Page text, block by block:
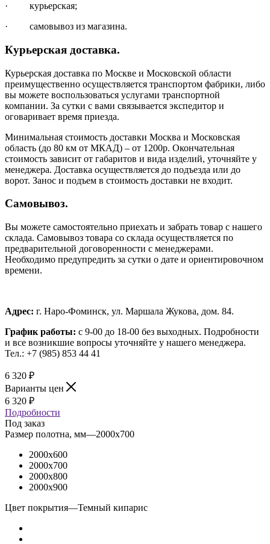
· курьерская;
· самовывоз из магазина.
Курьерская доставка.
Курьерская доставка по Москве и Московской области
преимущественно осуществляется транспортом фабрики, либо
вы можете воспользоваться услугами транспортной
компании. За сутки с вами связывается экспедитор и
оговаривает время приезда.
Минимальная стоимость доставки Москва и Московская
область (до 80 км от МКАД) – от 1200р. Окончательная
стоимость зависит от габаритов и вида изделий, уточняйте у
менеджера. Доставка осуществляется до подъезда или до
ворот. Занос и подъем в стоимость доставки не входит.
Самовывоз.
Вы можете самостоятельно приехать и забрать товар с нашего
склада. Самовывоз товара со склада осуществляется по
предварительной договоренности с менеджерами.
Необходимо предупредить за сутки о дате и ориентировочном
времени.
Адрес: г. Наро-Фоминск, ул. Маршала Жукова, дом. 84.
График работы: с 9-00 до 18-00 без выходных. Подробности
и все возникшие вопросы уточняйте у нашего менеджера.
Тел.: +7 (985) 853 44 41
6 320 ₽
Варианты цен
6 320 ₽
Подробности
Под заказ
Размер полотна, мм—2000x700
2000x600
2000x700
2000x800
2000x900
Цвет покрытия—Темный кипарис